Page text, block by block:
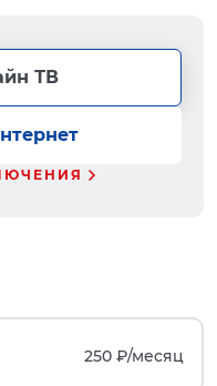
ТВ
250 ₽/месяц